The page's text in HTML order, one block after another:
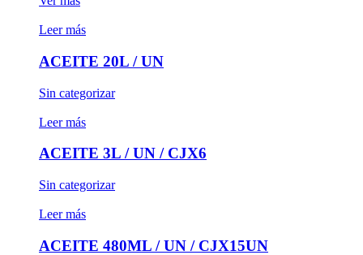
Leer más
ACEITE 20L / UN
Sin categorizar
Leer más
ACEITE 3L / UN / CJX6
Sin categorizar
Leer más
ACEITE 480ML / UN / CJX15UN